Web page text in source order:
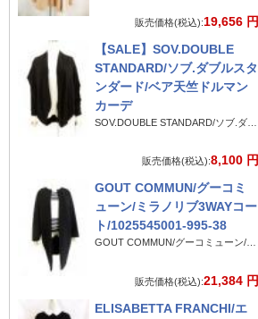
販売価格(税込):19,656 円
【SALE】SOV.DOUBLE
STANDARD/ソブ.ダブルスタ
ンダード/ベア天竺ドルマン
カーデ
販売価格(税込):8,100 円
GOUT COMMUN/グーコミ
ューン/ミラノリブ3WAYコー
ト/1025545001-995-38
販売価格(税込):21,384 円
ELISABETTA FRANCHI/エ